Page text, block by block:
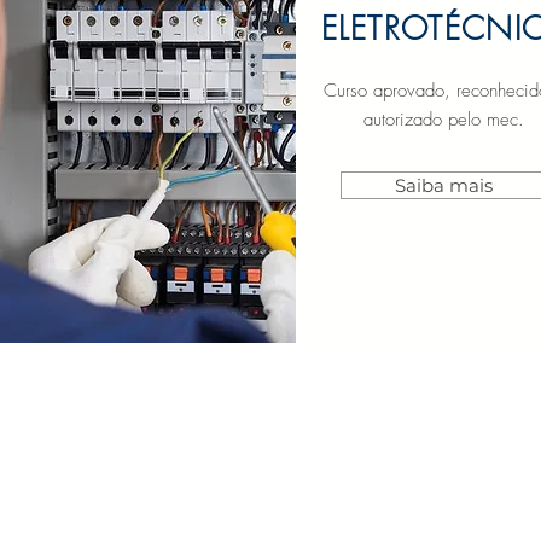
Curso aprovado,
autorizado pelo mec.
Saiba mais